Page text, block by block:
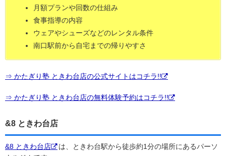
月額プランや回数の仕組み
食事指導の内容
ウェアやシューズなどのレンタル条件
南口駅前から自宅までの帰りやすさ
⇒ かたぎり塾 ときわ台店の公式サイトはコチラ!!
⇒ かたぎり塾 ときわ台店の無料体験予約はコチラ!!
&8 ときわ台店
&8 ときわ台店
は、ときわ台駅から徒歩約1分の場所にあるパーソ